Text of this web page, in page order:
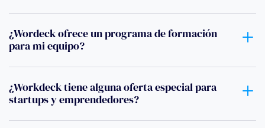
¿Wordeck ofrece un programa de formación
para mi equipo?
¿Workdeck tiene alguna oferta especial para
startups y emprendedores?